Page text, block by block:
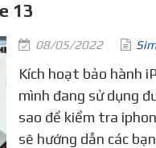
13
08/05/2022
Kích hoạt bảo hành
mình đang sử dụng
sao để kiểm tra
sẽ hướng dẫn các